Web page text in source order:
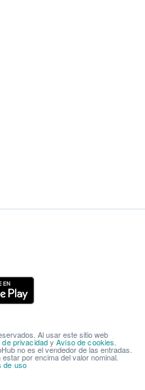
Al usar este sitio web
de privacidadyAviso de cookies.
no es el vendedor de las entradas.
por encima del valor nominal.
de uso